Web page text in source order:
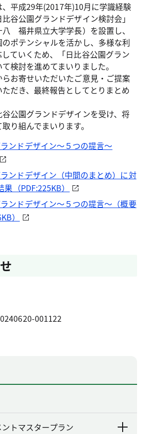
平成29年(2017年)10月に学識経験
谷公園グランドデザイン検討会」
八 福井県立大学学長）を設置し、
ポテンシャルを活かし、多様な利
ていくため、「日比谷公園グラン
検討を進めてまいりました。
お寄せいただいたご意見・ご提案
だき、最終報告としてとりまとめ
公園グランドデザインを受け、将
り組んでまいります。
ンドデザイン～５つの提言～
ンドデザイン（中間のまとめ）に対
（PDF:225KB）
ンドデザイン～５つの提言～（概要
）
001122
トマスタープラン